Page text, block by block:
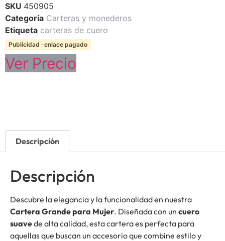
SKU 450905
Categoría Carteras y monederos
Etiqueta carteras de cuero
Publicidad · enlace pagado
Ver Precio
Descripción
Descripción
Descubre la elegancia y la funcionalidad en nuestra
Cartera Grande para Mujer. Diseñada con un cuero
suavede alta calidad, esta cartera es perfecta para
aquellas que buscan un accesorio que combine estilo y